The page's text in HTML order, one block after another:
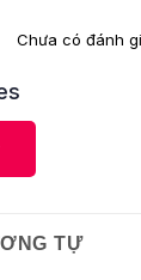
Chưa có đánh
TỰ